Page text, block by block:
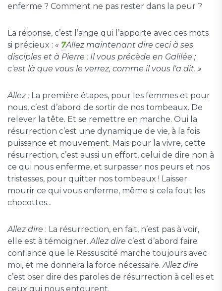
enferme ? Comment ne pas rester dans la peur ?
La réponse, c’est l’ange qui l’apporte avec ces mots
si précieux : « 7Allez maintenant dire ceci à ses
disciples et à Pierre : Il vous précède en Galilée ;
c'est là que vous le verrez, comme il vous l'a dit. »
Allez : La première étapes, pour les femmes et pour
nous, c’est d’abord de sortir de nos tombeaux. De
relever la tête. Et se remettre en marche. Oui la
résurrection c’est une dynamique de vie, à la fois
puissance et mouvement. Mais pour la vivre, cette
résurrection, c’est aussi un effort, celui de dire non à
ce qui nous enferme, et surpasser nos peurs et nos
tristesses, pour quitter nos tombeaux ! Laisser
mourir ce qui vous enferme, même si cela fout les
chocottes...
Allez dire : La résurrection, en fait, n’est pas à voir,
elle est à témoigner.Allez dire c’est d’abord faire
confiance que le Ressuscité marche toujours avec
moi, et me donnera la force nécessaire.Allez dire
c’est oser dire des paroles de résurrection à celles et
ceux qui nous entourent.